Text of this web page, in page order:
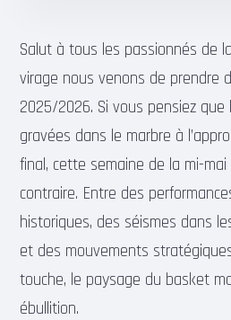
Salut à tous les passionnés de
virage nous venons de prendre
2025/2026. Si vous pensiez
gravées dans le marbre à
final, cette semaine de la mi-
contraire. Entre des
historiques, des séismes dans
et des mouvements
touche, le paysage du basket
ébullition.